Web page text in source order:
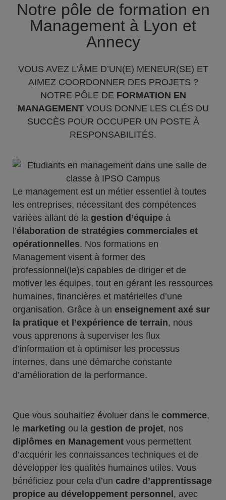
Notre pôle de formation en
Management à Lyon et
Annecy
VOUS AVEZ L’ÂME D’UN(E) MENEUR(SE) ET
AIMEZ COORDONNER DES PROJETS ?
NOTRE PÔLE DE FORMATION EN
MANAGEMENTVOUS DONNE LES CLÉS DU
SUCCÈS POUR OCCUPER UN POSTE À
RESPONSABILITÉS.
Le management est un métier essentiel à toutes
les entreprises, nécessitant des compétences
variées allant de la gestion d’équipe à
l’élaboration de stratégies commerciales et
opérationnelles. Nos formations en
Management visent à former des
professionnel(le)s capables de diriger et de
motiver les équipes, tout en gérant les ressources
humaines, financières et matérielles d’une
organisation. Grâce à un enseignement axé sur
la pratique et l’expérience de terrain, nous
vous apprenons à superviser les flux
d’information et à optimiser les processus
internes, dans une démarche constante
d’amélioration de la performance.
Que vous souhaitiez évoluer dans le commerce,
le marketing ou la gestion de projet, nos
diplômes en Management vous permettent
d’acquérir les connaissances techniques et de
développer les qualités humaines utiles. Vous
bénéficiez pour cela d’un cadre d’apprentissage
propice au développement personnel , avec